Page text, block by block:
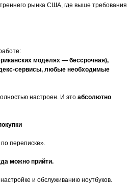
рынка США, где выше требования
моделях — бессрочная),
сервисы, любые необходимые
настроен. И это абсолютно
переписке».
можно прийти.
и обслуживанию ноутбуков.